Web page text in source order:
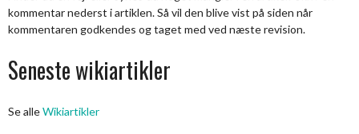
kommentar nederst i artiklen. Så vil den blive vist på siden når
kommentaren godkendes og taget med ved næste revision.
Seneste wikiartikler
Se alleWikiartikler